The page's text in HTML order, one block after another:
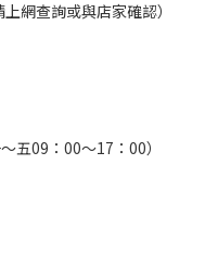
網查詢或與店家確認）
五09：00～17：00）